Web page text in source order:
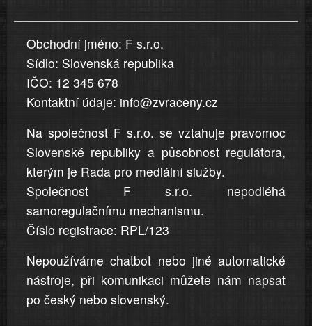
jsou
přesná
a
úplná
Obchodní jméno: F s.r.o.
Sídlo: Slovenská republika
IČO: 12 345 678
Kontaktní údaje: info@zvraceny.cz
Na společnost F s.r.o. se vztahuje pravomoc
Slovenské republiky a působnost regulátora,
kterým je Rada pro mediální služby.
Společnost F s.r.o. nepodléhá
samoregulačnímu mechanismu.
Číslo registrace: RPL/123
Nepoužíváme chatbot nebo jiné automatické
nástroje, při komunikaci můžete nám napsat
po český nebo slovenský.